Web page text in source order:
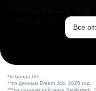
свободы. Мы помогаем
по поиску работы в
Все
*команда hh
**по данным Dream Job, 2025 год
***по данным рейтинга Similarweb,